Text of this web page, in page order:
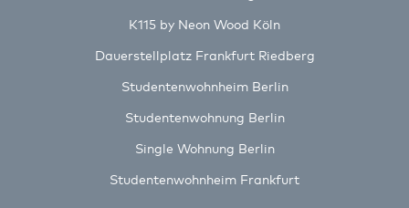
K115 by Neon Wood Köln
Dauerstellplatz Frankfurt Riedberg
Studentenwohnheim Berlin
Studentenwohnung Berlin
Single Wohnung Berlin
Studentenwohnheim Frankfurt